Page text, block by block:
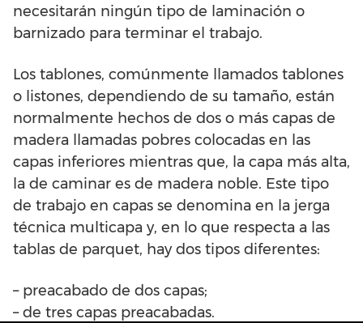
necesitarán ningún tipo de laminación o
barnizado para terminar el trabajo.
Los tablones, comúnmente llamados tablones
o listones, dependiendo de su tamaño, están
normalmente hechos de dos o más capas de
madera llamadas pobres colocadas en las
capas inferiores mientras que, la capa más alta,
la de caminar es de madera noble. Este tipo
de trabajo en capas se denomina en la jerga
técnica multicapa y, en lo que respecta a las
tablas de parquet, hay dos tipos diferentes:
– preacabado de dos capas;
– de tres capas preacabadas.